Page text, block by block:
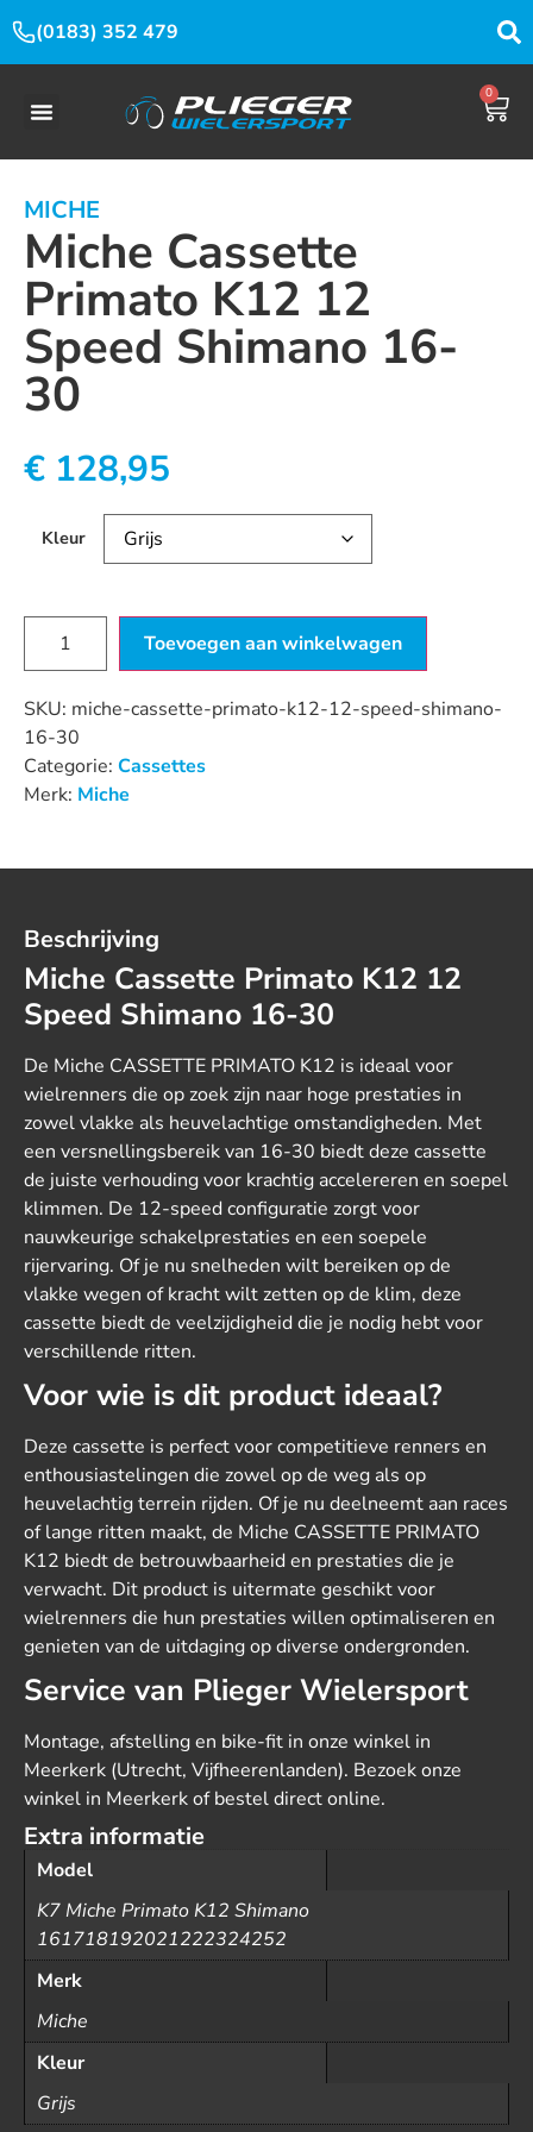
(0183) 352 479
0
MICHE
Miche Cassette
Primato K12 12
Speed Shimano 16-
30
€ 128,95
Kleur
Toevoegen aan winkelwagen
SKU: miche-cassette-primato-k12-12-speed-shimano-
16-30
Categorie: Cassettes
Merk: Miche
Beschrijving
Miche Cassette Primato K12 12
Speed Shimano 16-30
De Miche CASSETTE PRIMATO K12 is ideaal voor
wielrenners die op zoek zijn naar hoge prestaties in
zowel vlakke als heuvelachtige omstandigheden. Met
een versnellingsbereik van 16-30 biedt deze cassette
de juiste verhouding voor krachtig accelereren en soepel
klimmen. De 12-speed configuratie zorgt voor
nauwkeurige schakelprestaties en een soepele
rijervaring. Of je nu snelheden wilt bereiken op de
vlakke wegen of kracht wilt zetten op de klim, deze
cassette biedt de veelzijdigheid die je nodig hebt voor
verschillende ritten.
Voor wie is dit product ideaal?
Deze cassette is perfect voor competitieve renners en
enthousiastelingen die zowel op de weg als op
heuvelachtig terrein rijden. Of je nu deelneemt aan races
of lange ritten maakt, de Miche CASSETTE PRIMATO
K12 biedt de betrouwbaarheid en prestaties die je
verwacht. Dit product is uitermate geschikt voor
wielrenners die hun prestaties willen optimaliseren en
genieten van de uitdaging op diverse ondergronden.
Service van Plieger Wielersport
Montage, afstelling en bike-fit in onze winkel in
Meerkerk (Utrecht, Vijfheerenlanden). Bezoek onze
winkel in Meerkerk of bestel direct online.
Extra informatie
Model
K7 Miche Primato K12 Shimano
161718192021222324252
Merk
Miche
Kleur
Grijs